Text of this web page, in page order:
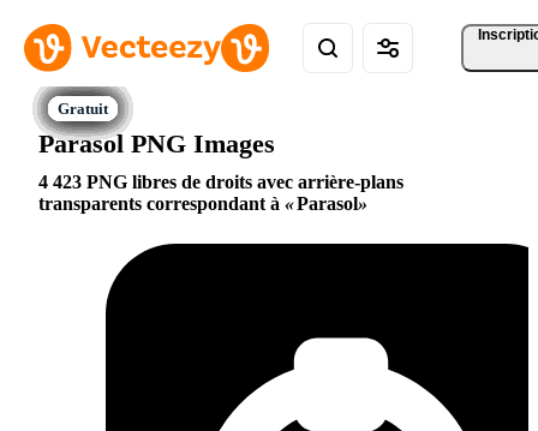
Parasol PNG Images
4 423 PNG libres de droits avec arrière-plans
transparents correspondant à
Parasol